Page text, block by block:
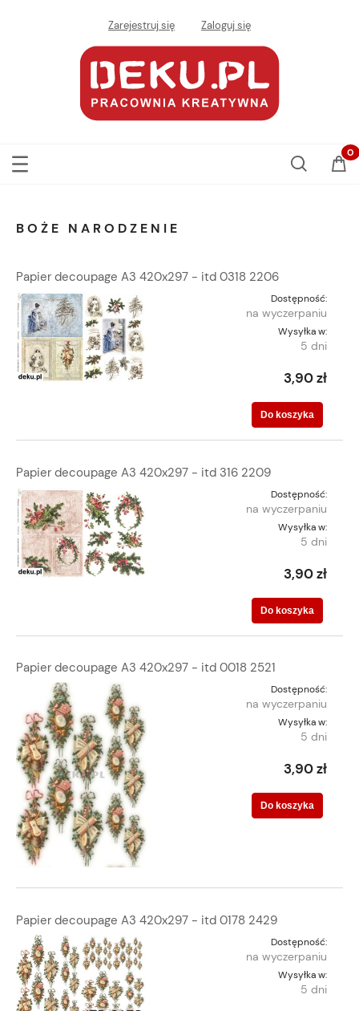
Zarejestruj się Zaloguj się
BOŻE NARODZENIE
Papier decoupage A3 420x297 - itd 0318 2206
Dostępność:
na wyczerpaniu
Wysyłka w:
5 dni
3,90 zł
Do koszyka
Papier decoupage A3 420x297 - itd 316 2209
Dostępność:
na wyczerpaniu
Wysyłka w:
5 dni
3,90 zł
Do koszyka
Papier decoupage A3 420x297 - itd 0018 2521
Dostępność:
na wyczerpaniu
Wysyłka w:
5 dni
3,90 zł
Do koszyka
Papier decoupage A3 420x297 - itd 0178 2429
Dostępność:
na wyczerpaniu
Wysyłka w:
5 dni